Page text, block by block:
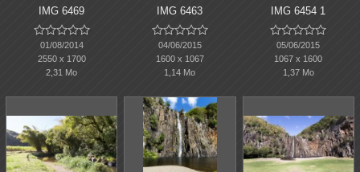
IMG 6469

01/08/2014
2550 x 1700
2,31 Mo
IMG 6463

04/06/2015
1600 x 1067
1,14 Mo
IMG 6454 1

05/06/2015
1067 x 1600
1,37 Mo